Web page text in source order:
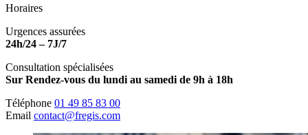
Horaires
Urgences assurées
24h/24 – 7J/7
Consultation spécialisées
Sur Rendez-vous du lundi au samedi de 9h à 18h
Téléphone 01 49 85 83 00
Email contact@fregis.com